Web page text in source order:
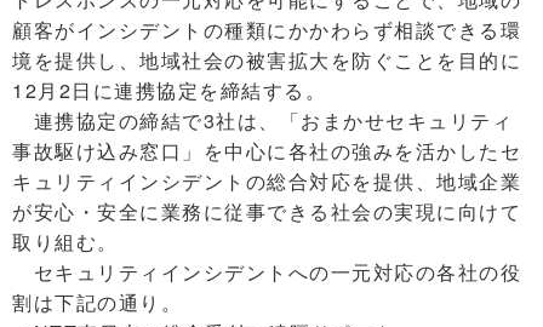
顧客がインシデントの種類にかかわらず相談できる環
境を提供し、地域社会の被害拡大を防ぐことを目的に
12月2日に連携協定を締結する。
連携協定の締結で3社は、「おまかせセキュリティ
事故駆け込み窓口」を中心に各社の強みを活かしたセ
キュリティインシデントの総合対応を提供、地域企業
が安心・安全に業務に従事できる社会の実現に向けて
取り組む。
セキュリティインシデントへの一元対応の各社の役
割は下記の通り。